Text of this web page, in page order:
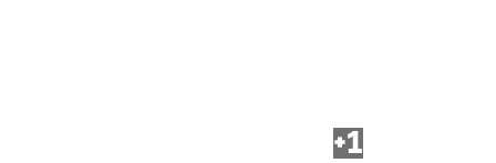
+1